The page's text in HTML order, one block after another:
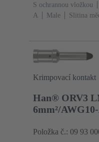
S ochrannou vložkou
A
Male Slitina
Krimpovací kontakt
Han® ORV3
6mm²/
Položka č.: 09 93